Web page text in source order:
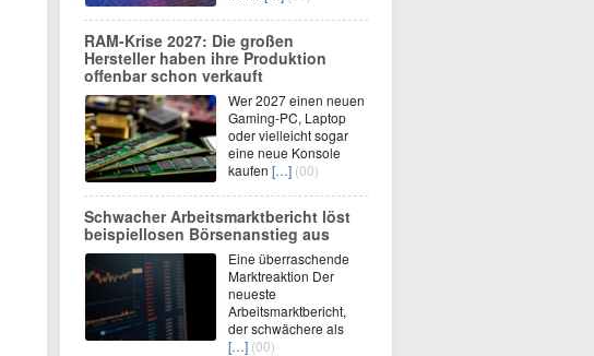
RAM-Krise 2027: Die großen
Hersteller haben ihre Produktion
offenbar schon verkauft
Wer 2027 einen neuen
Gaming-PC, Laptop
oder vielleicht sogar
eine neue Konsole
kaufen […] (00)
Schwacher Arbeitsmarktbericht löst
beispiellosen Börsenanstieg aus
Eine überraschende
Marktreaktion Der
neueste
Arbeitsmarktbericht,
der schwächere als
[…] (00)